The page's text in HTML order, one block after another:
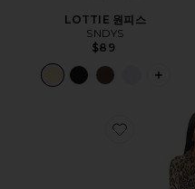
LOTTIE 원피스
SNDYS
$89
PLUS
Favorite